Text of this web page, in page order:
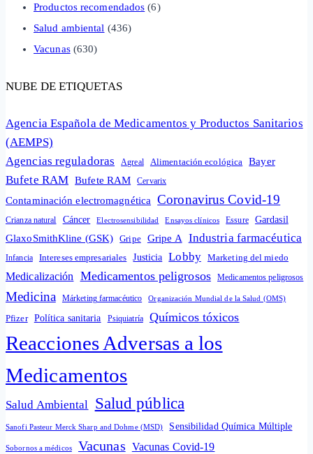
Productos recomendados (6)
Salud ambiental (436)
Vacunas(630)
NUBE DE ETIQUETAS
Agencia Española de Medicamentos y Productos Sanitarios
(AEMPS)
Agencias reguladoras
Agreal Alimentación ecológica Bayer
Bufete RAM Bufete RAM Cervarix
Contaminación electromagnética Coronavirus Covid-19
Crianza natural Cáncer Electrosensibilidad Ensayos clínicos Essure Gardasil
GlaxoSmithKline (GSK) Gripe Gripe A Industria farmacéutica
Infancia Intereses empresariales Justicia Lobby Marketing del miedo
Medicalización Medicamentos peligrosos Medicamentos peligrosos
Medicina Márketing farmacéutico Organización Mundial de la Salud (OMS)
Pfizer Política sanitaria Psiquiatría Químicos tóxicos
Reacciones Adversas a los
Medicamentos
Salud Ambiental Salud pública
Sanofi Pasteur Merck Sharp and Dohme (MSD) Sensibilidad Química Múltiple
Sobornos a médicos Vacunas Vacunas Covid-19